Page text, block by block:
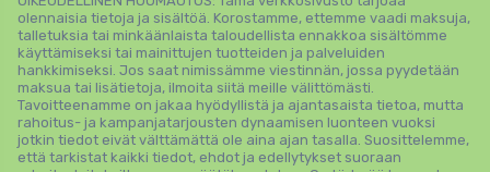
olennaisia ​​tietoja ja sisältöä. Korostamme, ettemme vaadi maksuja,
talletuksia tai minkäänlaista taloudellista ennakkoa sisältömme
käyttämiseksi tai mainittujen tuotteiden ja palveluiden
hankkimiseksi. Jos saat nimissämme viestinnän, jossa pyydetään
maksua tai lisätietoja, ilmoita siitä meille välittömästi.
Tavoitteenamme on jakaa hyödyllistä ja ajantasaista tietoa, mutta
rahoitus- ja kampanjatarjousten dynaamisen luonteen vuoksi
jotkin tiedot eivät välttämättä ole aina ajan tasalla. Suosittelemme,
että tarkistat kaikki tiedot, ehdot ja edellytykset suoraan